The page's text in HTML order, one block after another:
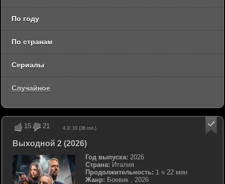
15 21 4.2/ 10 (36 гол.)
Выходной 2 (2026)
Год выпуска: 2026
Страна: Италия
Продолжительность: 1 ч 22 мин
Жанр: Боевик , 2026
По году
По странам
Сериалы
Случайное